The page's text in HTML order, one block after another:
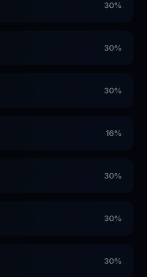
30%
30%
30%
16%
30%
30%
30%